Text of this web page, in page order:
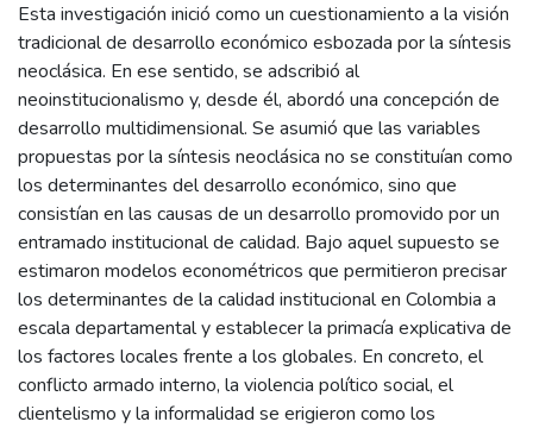
Esta investigación inició como un cuestionamiento a la visión
tradicional de desarrollo económico esbozada por la síntesis
neoclásica. En ese sentido, se adscribió al
neoinstitucionalismo y, desde él, abordó una concepción de
desarrollo multidimensional. Se asumió que las variables
propuestas por la síntesis neoclásica no se constituían como
los determinantes del desarrollo económico, sino que
consistían en las causas de un desarrollo promovido por un
entramado institucional de calidad. Bajo aquel supuesto se
estimaron modelos econométricos que permitieron precisar
los determinantes de la calidad institucional en Colombia a
escala departamental y establecer la primacía explicativa de
los factores locales frente a los globales. En concreto, el
conflicto armado interno, la violencia político social, el
clientelismo y la informalidad se erigieron como los